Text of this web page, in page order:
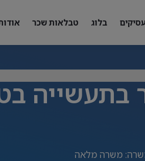
בלוג טבלאות שכר
בתעשייה
: משרה מלאה